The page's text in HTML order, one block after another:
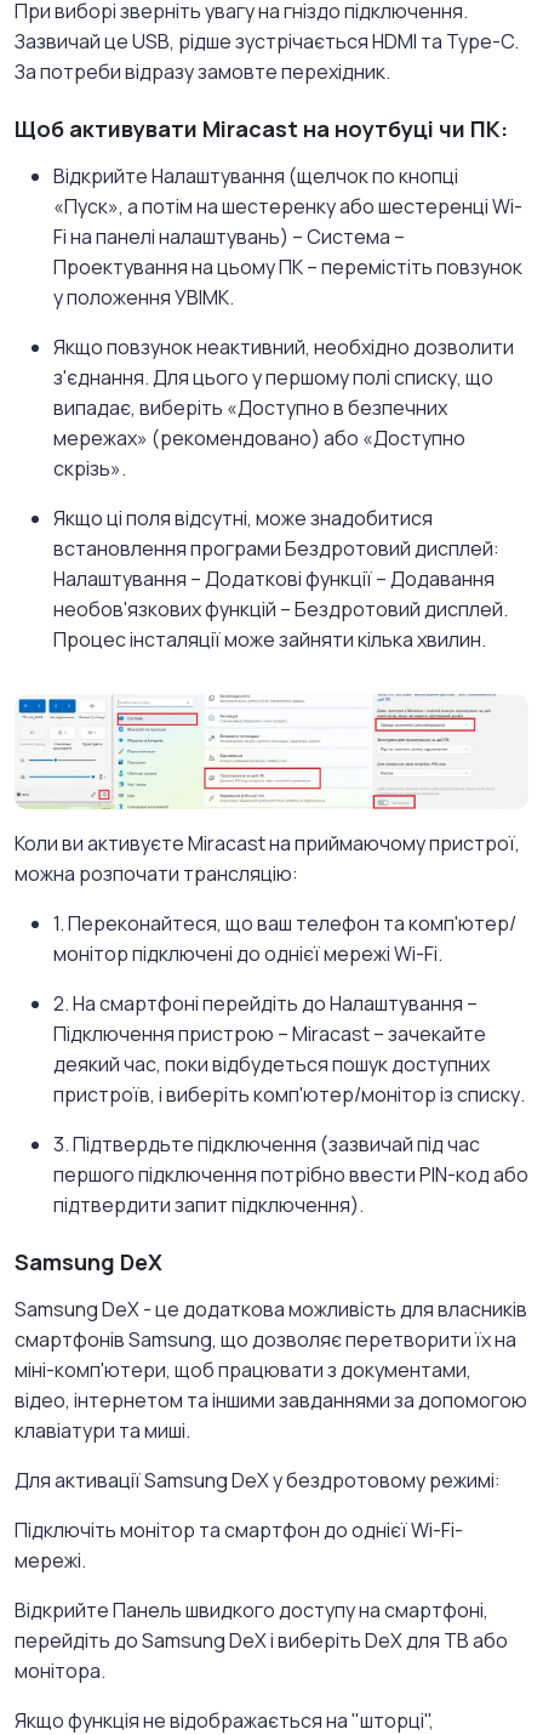
При виборі зверніть увагу на гніздо підключення.
Зазвичай це USB, рідше зустрічається HDMI та Type-C.
За потреби відразу замовте перехідник.
Щоб активувати Miracast на ноутбуці чи ПК:
Відкрийте Налаштування (щелчок по кнопці
«Пуск», а потім на шестеренку або шестеренці Wi-
Fi на панелі налаштувань) – Система –
Проектування на цьому ПК – перемістіть повзунок
у положення УВІМК.
Якщо повзунок неактивний, необхідно дозволити
з'єднання. Для цього у першому полі списку, що
випадає, виберіть «Доступно в безпечних
мережах» (рекомендовано) або «Доступно
скрізь».
Якщо ці поля відсутні, може знадобитися
встановлення програми Бездротовий дисплей:
Налаштування – Додаткові функції – Додавання
необов'язкових функцій – Бездротовий дисплей.
Процес інсталяції може зайняти кілька хвилин.
Коли ви активуєте Miracast на приймаючому пристрої,
можна розпочати трансляцію:
1. Переконайтеся, що ваш телефон та комп'ютер/
монітор підключені до однієї мережі Wi-Fi.
2. На смартфоні перейдіть до Налаштування –
Підключення пристрою – Miracast – зачекайте
деякий час, поки відбудеться пошук доступних
пристроїв, і виберіть комп'ютер/монітор із списку.
3. Підтвердьте підключення (зазвичай під час
першого підключення потрібно ввести PIN-код або
підтвердити запит підключення).
Samsung DeX
Samsung DeX - це додаткова можливість для власників
смартфонів Samsung, що дозволяє перетворити їх на
міні-комп'ютери, щоб працювати з документами,
відео, інтернетом та іншими завданнями за допомогою
клавіатури та миші.
Для активації Samsung DeX у бездротовому режимі:
Підключіть монітор та смартфон до однієї Wi-Fi-
мережі.
Відкрийте Панель швидкого доступу на смартфоні,
перейдіть до Samsung DeX і виберіть DeX для ТВ або
монітора.
Якщо функція не відображається на "шторці",